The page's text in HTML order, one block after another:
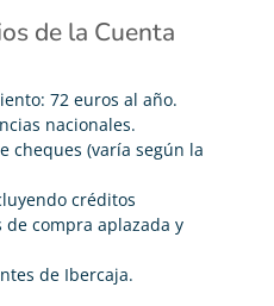
de la Cuenta
72 euros al año.
nacionales.
cheques (varía según la
créditos
compra aplazada y
de Ibercaja.